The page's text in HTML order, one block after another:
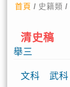
首頁 / 史籍類 /
清史稿
舉三
文科 武科